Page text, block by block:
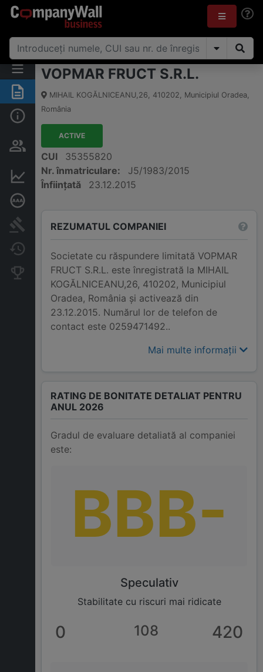
Rezumat
Persoane și structură de
proprietate
Informații financiare
Publicații în instanță
Companii concurente
VOPMAR FRUCT S.R.L.
MIHAIL KOGĂLNICEANU,26, 410202, Municipiul Oradea,
România
ACTIVE
CUI
35355820
Nr. înmatriculare:
J5/1983/2015
Înființată
23.12.2015
REZUMATUL COMPANIEI
Societate cu răspundere limitată VOPMAR
FRUCT S.R.L. este înregistrată la MIHAIL
KOGĂLNICEANU,26, 410202, Municipiul
Oradea, România și activează din
23.12.2015. Numărul lor de telefon de
contact este 0259471492..
Mai multe informații
RATING DE BONITATE DETALIAT PENTRU
ANUL 2026
Gradul de evaluare detaliată al companiei
este:
BBB-
Speculativ
Stabilitate cu riscuri mai ridicate
0 108 420